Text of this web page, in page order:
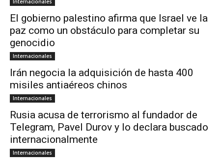
Internacionales
El gobierno palestino afirma que Israel ve la
paz como un obstáculo para completar su
genocidio
Internacionales
Irán negocia la adquisición de hasta 400
misiles antiaéreos chinos
Internacionales
Rusia acusa de terrorismo al fundador de
Telegram, Pavel Durov y lo declara buscado
internacionalmente
Internacionales